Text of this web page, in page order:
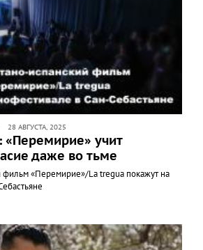
28 АВГУСТА, 2025
«Перемирие» учит
даже во тьме
фильм «Перемирие»/La tregua покажут на